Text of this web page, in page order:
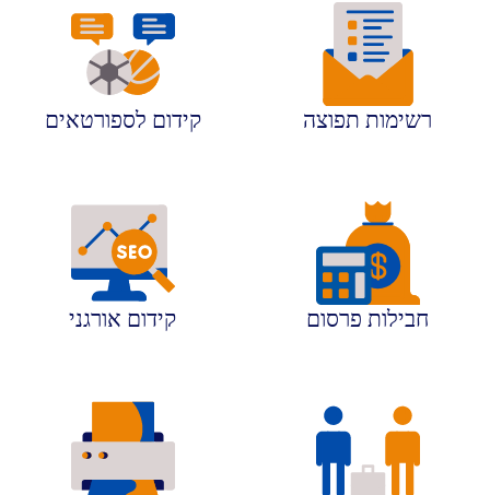
רשימות תפוצה קידום לספורטאים
חבילות פרסום קידום אורגני